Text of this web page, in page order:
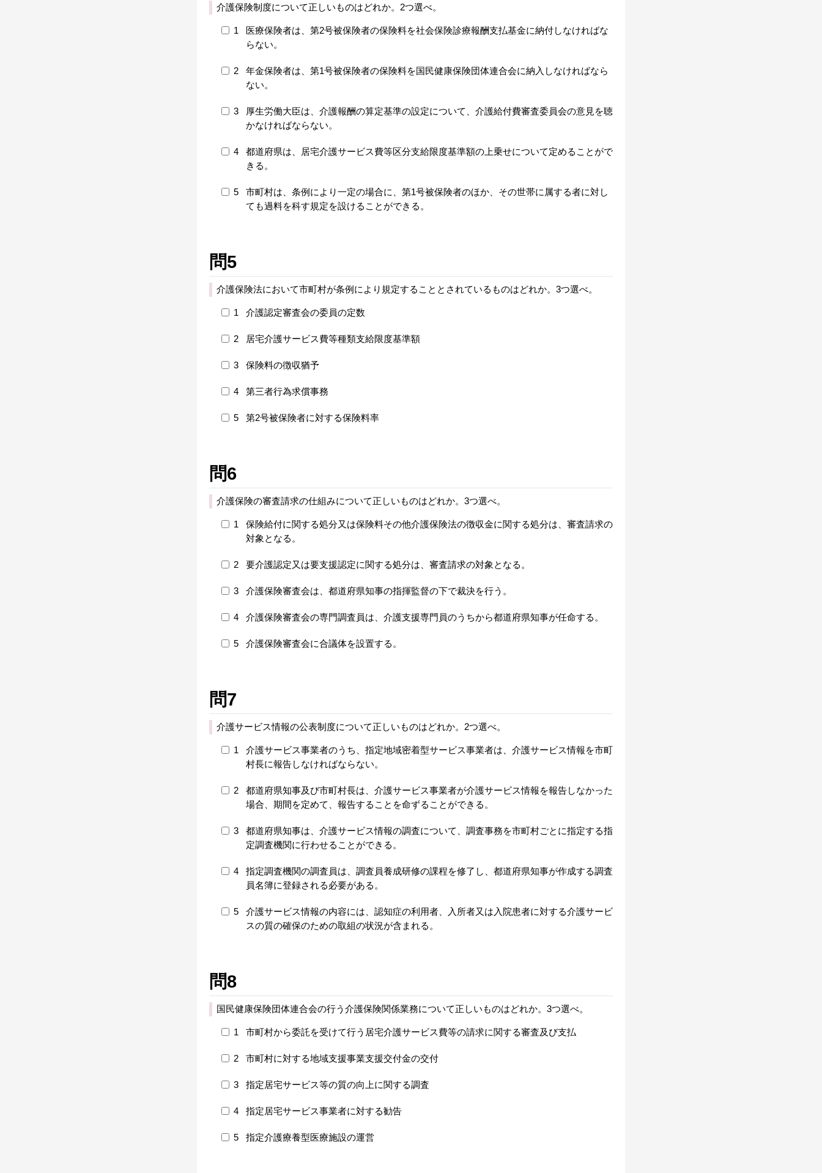
介護保険制度について正しいものはどれか。2つ選べ。
1
医療保険者は、第2号被保険者の保険料を社会保険診療報酬支払基金に納付しなければな
らない。
2
年金保険者は、第1号被保険者の保険料を国民健康保険団体連合会に納入しなければなら
ない。
3
厚生労働大臣は、介護報酬の算定基準の設定について、介護給付費審査委員会の意見を聴
かなければならない。
4
都道府県は、居宅介護サービス費等区分支給限度基準額の上乗せについて定めることがで
きる。
5
市町村は、条例により一定の場合に、第1号被保険者のほか、その世帯に属する者に対し
ても過料を科す規定を設けることができる。
問5
介護保険法において市町村が条例により規定することとされているものはどれか。3つ選べ。
1 介護認定審査会の委員の定数
2 居宅介護サービス費等種類支給限度基準額
3 保険料の徴収猶予
4 第三者行為求償事務
5 第2号被保険者に対する保険料率
問6
介護保険の審査請求の仕組みについて正しいものはどれか。3つ選べ。
1
保険給付に関する処分又は保険料その他介護保険法の徴収金に関する処分は、審査請求の
対象となる。
2 要介護認定又は要支援認定に関する処分は、審査請求の対象となる。
3 介護保険審査会は、都道府県知事の指揮監督の下で裁決を行う。
4 介護保険審査会の専門調査員は、介護支援専門員のうちから都道府県知事が任命する。
5 介護保険審査会に合議体を設置する。
問7
介護サービス情報の公表制度について正しいものはどれか。2つ選べ。
1
介護サービス事業者のうち、指定地域密着型サービス事業者は、介護サービス情報を市町
村長に報告しなければならない。
2
都道府県知事及び市町村長は、介護サービス事業者が介護サービス情報を報告しなかった
場合、期間を定めて、報告することを命ずることができる。
3
都道府県知事は、介護サービス情報の調査について、調査事務を市町村ごとに指定する指
定調査機関に行わせることができる。
4
指定調査機関の調査員は、調査員養成研修の課程を修了し、都道府県知事が作成する調査
員名簿に登録される必要がある。
5
介護サービス情報の内容には、認知症の利用者、入所者又は入院患者に対する介護サービ
スの質の確保のための取組の状況が含まれる。
問8
国民健康保険団体連合会の行う介護保険関係業務について正しいものはどれか。3つ選べ。
1 市町村から委託を受けて行う居宅介護サービス費等の請求に関する審査及び支払
2 市町村に対する地域支援事業支援交付金の交付
3 指定居宅サービス等の質の向上に関する調査
4 指定居宅サービス事業者に対する勧告
5 指定介護療養型医療施設の運営